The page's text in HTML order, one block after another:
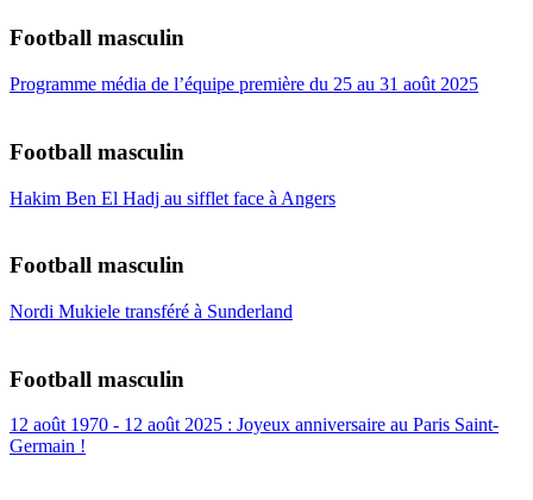
Football masculin
Programme média de l’équipe première du 25 au 31 août 2025
Football masculin
Hakim Ben El Hadj au sifflet face à Angers
Football masculin
Nordi Mukiele transféré à Sunderland
Football masculin
12 août 1970 - 12 août 2025 : Joyeux anniversaire au Paris Saint-
Germain !